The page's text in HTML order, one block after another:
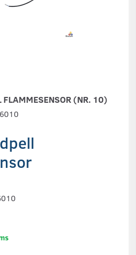
FLAMMESENSOR (NR. 10)